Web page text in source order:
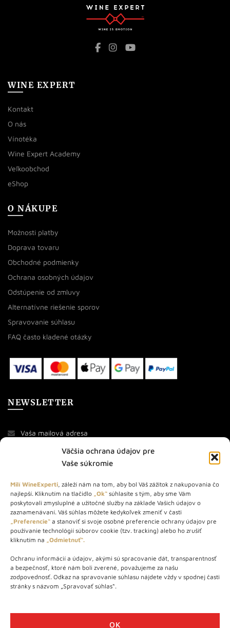
Väčšia ochrana údajov pre
Vaše súkromie
Milí WineExperti, záleží nám na tom, aby bol Váš zážitok z nakupovania čo
najlepší. Kliknutím na tlačidlo „Ok“ súhlasíte s tým, aby sme Vám
poskytovali zmysluplné a užitočné služby na základe Vašich údajov o
zaznamenávaní. Váš súhlas môžete kedykoľvek zmeniť v časti
„Preferencie“ a stanoviť si svoje osobné preferencie ochrany údajov pre
používanie technológií súborov cookie (tzv. tracking) alebo ho zrušiť
kliknutím na „Odmietnuť“.
Ochranu informácií a údajov, akými sú spracovanie dát, transparentnosť
a bezpečnosť, ktoré nám boli zverené, považujeme za našu
zodpovednosť. Odkaz na spravovanie súhlasu nájdete vždy v spodnej časti
stránky s názvom „Spravovať súhlas“.
OK
WINE EXPERT
Kontakt
O nás
Vínotéka
Wine Expert Academy
Veľkoobchod
eShop
O NÁKUPE
Možnosti platby
Doprava tovaru
Obchodné podmienky
Ochrana osobných údajov
Odstúpenie od zmluvy
Alternatívne riešenie sporov
Spravovanie súhlasu
FAQ často kladené otázky
NEWSLETTER
O NÁS
STORE – obchod s vínom a destilátmi od roku 2010. Na našej
webovej stránke predávame viac ako 1000+ značkových
produktov.
Info tel.: +421 917 779 888
Vínotéka: +421 917 888 879
Vínotéka: Bratislavská 49/B, Bratislava 841 06